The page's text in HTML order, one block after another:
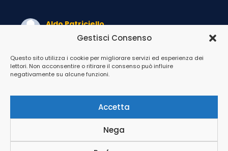
Gestisci Consenso
Questo sito utilizza i cookie per migliorare servizi ed esperienza dei
lettori. Non acconsentire o ritirare il consenso può influire
negativamente su alcune funzioni.
Accetta
Nega
Aldo Patriciello
del mio nuovo libro “Tra soldati e briganti”
rappresenta molto più di una gioia personale: è la
Foto